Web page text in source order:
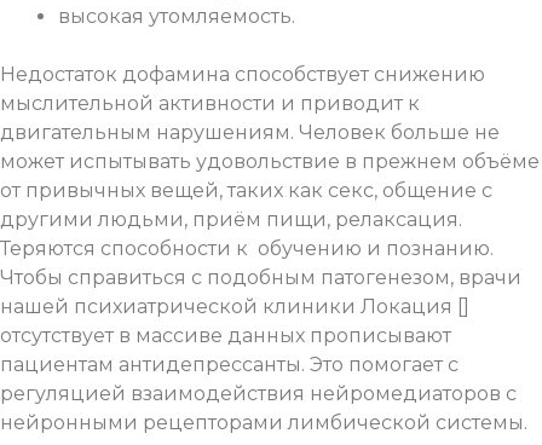
высокая утомляемость.
Недостаток дофамина способствует снижению
мыслительной активности и приводит к
двигательным нарушениям. Человек больше не
может испытывать удовольствие в прежнем объёме
от привычных вещей, таких как секс, общение с
другими людьми, приём пищи, релаксация.
Теряются способности к обучению и познанию.
Чтобы справиться с подобным патогенезом, врачи
нашей психиатрической клиники Локация []
отсутствует в массиве данных прописывают
пациентам антидепрессанты. Это помогает с
регуляцией взаимодействия нейромедиаторов с
нейронными рецепторами лимбической системы.